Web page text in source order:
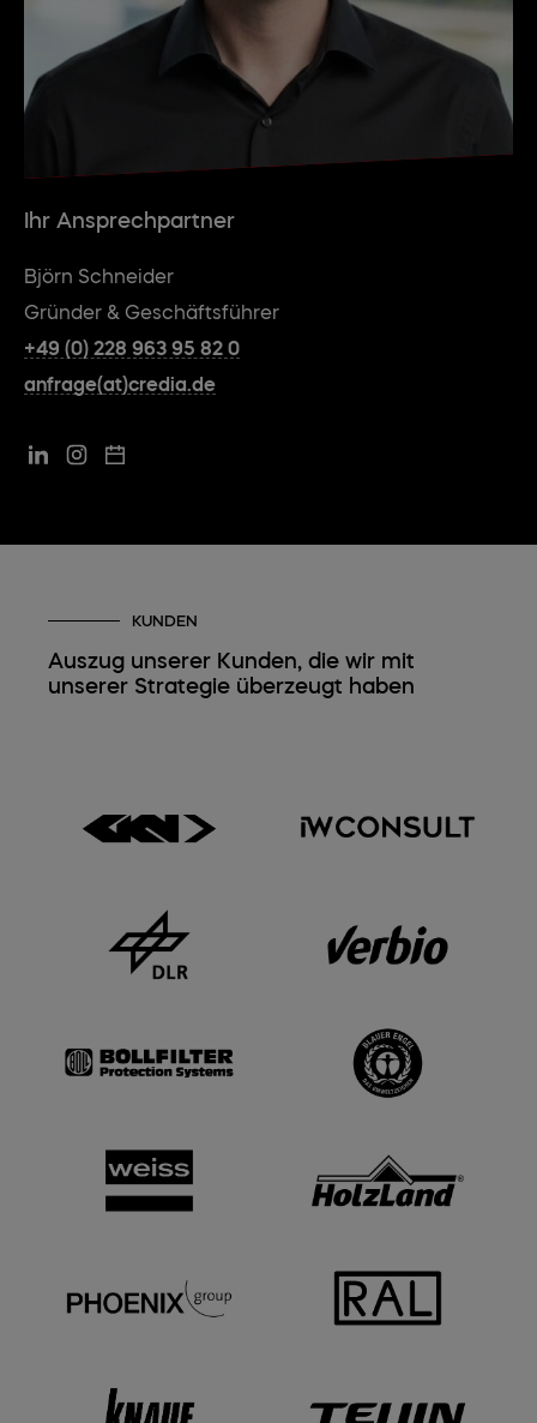
Ihr Ansprechpartner
Björn Schneider
Gründer & Geschäftsführer
+49 (0) 228 963 95 82 0
anfrage(at)credia.de
KUNDEN
Auszug unserer Kunden, die wir mit
unserer Strategie überzeugt haben